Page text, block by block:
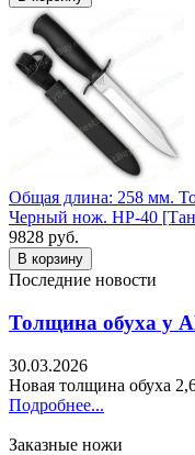
Общая длина: 258 мм.
Черный нож. НР-40
9828 руб.
Последние новости
Толщина обуха у
30.03.2026
Новая толщина обуха
Подробнее...
Заказные ножи